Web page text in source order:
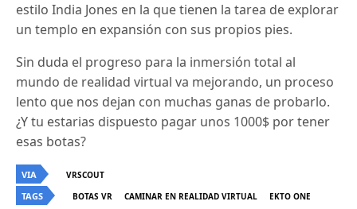
estilo India Jones en la que tienen la tarea de explorar
un templo en expansión con sus propios pies.
Sin duda el progreso para la inmersión total al
mundo de realidad virtual va mejorando, un proceso
lento que nos dejan con muchas ganas de probarlo.
¿Y tu estarias dispuesto pagar unos 1000$ por tener
esas botas?
VIA VRSCOUT
TAGS BOTAS VR CAMINAR EN REALIDAD VIRTUAL
EKTO ONE